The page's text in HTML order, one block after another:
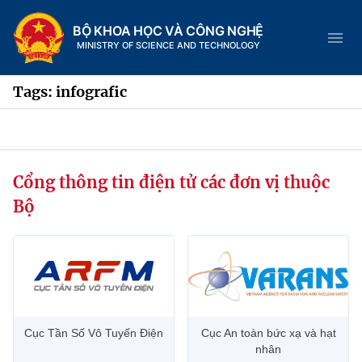
BỘ KHOA HỌC VÀ CÔNG NGHỆ
MINISTRY OF SCIENCE AND TECHNOLOGY
Trang chủ
Chức năng nhiệm vụ
Tin tức sự kiện
Hệ thống văn bản
Tags: infografic
Cổng thông tin điện tử các đơn vị thuộc
Bộ
Cục Tần Số Vô Tuyến Điện
Cục An toàn bức xạ và hạt
nhân